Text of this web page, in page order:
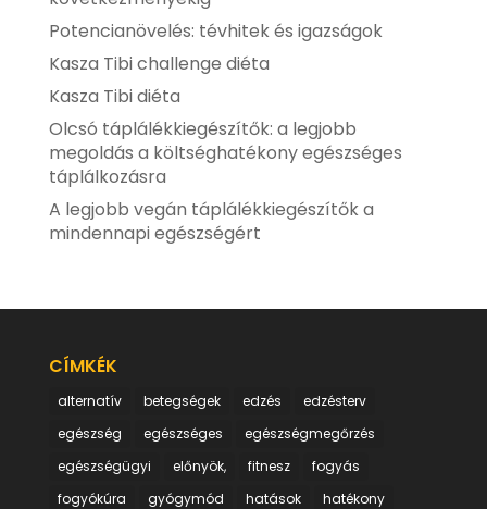
Potencianövelés: tévhitek és igazságok
Kasza Tibi challenge diéta
Kasza Tibi diéta
Olcsó táplálékkiegészítők: a legjobb
megoldás a költséghatékony egészséges
táplálkozásra
A legjobb vegán táplálékkiegészítők a
mindennapi egészségért
CÍMKÉK
alternatív betegségek edzés
edzésterv
egészség
egészséges
egészségmegőrzés
egészségügyi
előnyök, fitnesz
fogyás
fogyókúra
gyógymód hatások
hatékony